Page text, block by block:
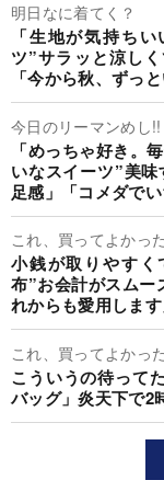
明日なに着てく？
「生地が気持ち
ツ”サラッと涼し
「今から秋、ずっ
今日のリーマンめし!!
「めっちゃ好き。
いなスイーツ”美
足感」「コメダで
これ、買ってよかっ
小銭が取りやす
布”お会計がスムー
れからも愛用しま
これ、買ってよかっ
こういうの待って
バッグ」炎天下で2